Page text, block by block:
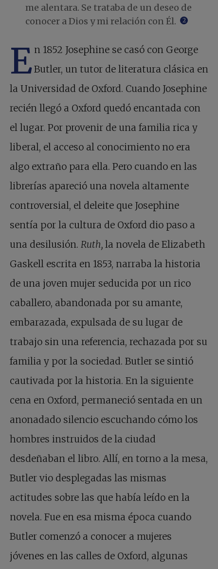
me alentara. Se trataba de un deseo de
conocer a Dios y mi relación con Él.
2
E n 1852 Josephine se casó con George
Butler, un tutor de literatura clásica en
la Universidad de Oxford. Cuando Josephine
recién llegó a Oxford quedó encantada con
el lugar. Por provenir de una familia rica y
liberal, el acceso al conocimiento no era
algo extraño para ella. Pero cuando en las
librerías apareció una novela altamente
controversial, el deleite que Josephine
sentía por la cultura de Oxford dio paso a
una desilusión. Ruth, la novela de Elizabeth
Gaskell escrita en 1853, narraba la historia
de una joven mujer seducida por un rico
caballero, abandonada por su amante,
embarazada, expulsada de su lugar de
trabajo sin una referencia, rechazada por su
familia y por la sociedad. Butler se sintió
cautivada por la historia. En la siguiente
cena en Oxford, permaneció sentada en un
anonadado silencio escuchando cómo los
hombres instruidos de la ciudad
desdeñaban el libro. Allí, en torno a la mesa,
Butler vio desplegadas las mismas
actitudes sobre las que había leído en la
novela. Fue en esa misma época cuando
Butler comenzó a conocer a mujeres
jóvenes en las calles de Oxford, algunas